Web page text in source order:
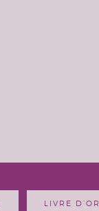
LIVRE D’OR